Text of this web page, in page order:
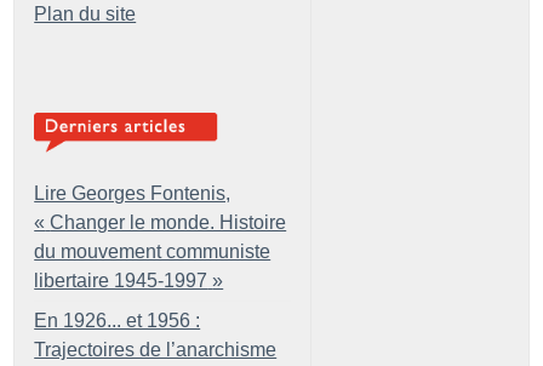
Plan du site
Lire Georges Fontenis,
« Changer le monde. Histoire
du mouvement communiste
libertaire 1945-1997 »
En 1926... et 1956 :
Trajectoires de l’anarchisme